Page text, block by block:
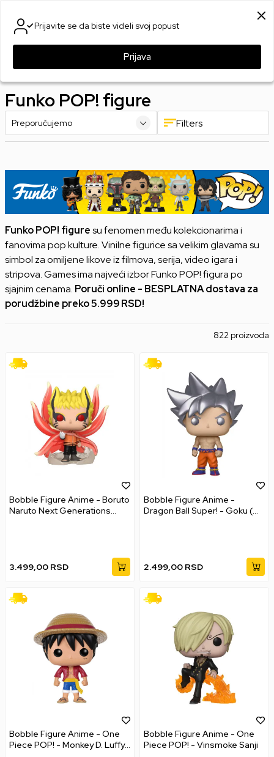
Games Online Shop Proizvodi Merchandise Funko POP! figure
Funko POP! figure
Filters
Funko POP! figuresu fenomen među kolekcionarima i
fanovima pop kulture. Vinilne figurice sa velikim glavama su
simbol za omiljene likove iz filmova, serija, video igara i
stripova. Games ima najveći izbor Funko POP! figura po
sjajnim cenama. Poruči online - BESPLATNA dostava za
porudžbine preko 5.999 RSD!
822 proizvoda
Bobble Figure Anime - Boruto
Naruto Next Generations
3.499,00 RSD
Bobble Figure Anime -
Dragon Ball Super! - Goku (
2.499,00 RSD
Bobble Figure Anime - One
Piece POP! - Monkey D. Luffy
Bobble Figure Anime - One
Piece POP! - Vinsmoke Sanji
Prijavite se da biste videli svoj popust
Prijava